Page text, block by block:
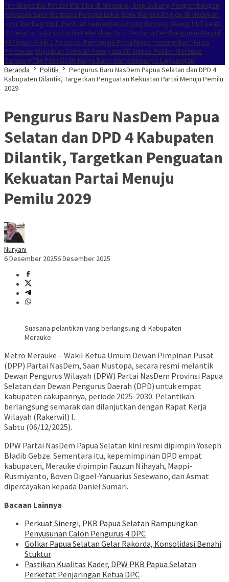
Tim Ekspedisi Patriot IPB Tiba di Merauke, Siap Dukung Pengembangan
Kawasan Salor Berbasis Potensi Lokal Bank Mandiri Region XII Hadirkan
Livin’ Berbagi Rp1, Perkuat Semangat Gotong Royong Jelang HUT ke-81
RI Senator Sularso Hadiri Peletakan Batu Pertama Pembangunan Masjid
At-Taqwa Kurik 1 Agustus, Pertamina Patra Niaga menurunkan Harga
PertamaxWujudkan Sekolah Adiwiyata:SD Inpres Polder Merauke
Gandeng TNI-Polri Gelar Karya Bakti dan Kampanye Lingkungan
Beranda
Politik
Pengurus Baru NasDem Papua Selatan dan DPD 4
Kabupaten Dilantik, Targetkan Penguatan Kekuatan Partai Menuju Pemilu
2029
Pengurus Baru NasDem Papua
Selatan dan DPD 4 Kabupaten
Dilantik, Targetkan Penguatan
Kekuatan Partai Menuju
Pemilu 2029
Nuryani
6 Desember 20256 Desember 2025
Suasana pelantikan yang berlangsung di Kabupaten
Merauke
Metro Merauke – Wakil Ketua Umum Dewan Pimpinan Pusat
(DPP) Partai NasDem, Saan Mustopa, secara resmi melantik
Dewan Pengurus Wilayah (DPW) Partai NasDem Provinsi Papua
Selatan dan Dewan Pengurus Daerah (DPD) untuk empat
kabupaten cakupannya, periode 2025-2030. Pelantikan
berlangsung semarak dan dilanjutkan dengan Rapat Kerja
Wilayah (Rakerwil) I.
Sabtu (06/12/2025).
DPW Partai NasDem Papua Selatan kini resmi dipimpin Yoseph
Bladib Gebze. Sementara itu, kepemimpinan DPD empat
kabupaten, Merauke dipimpin Fauzun Nihayah, Mappi-
Rusmiyanto, Boven Digoel-Yanuarius Sesewano, dan Asmat
dipercayakan kepada Daniel Sumari.
Bacaan Lainnya
Perkuat Sinergi, PKB Papua Selatan Rampungkan
Penyusunan Calon Pengurus 4 DPC
Golkar Papua Selatan Gelar Rakorda, Konsolidasi Benahi
Stuktur
Pastikan Kualitas Kader, DPW PKB Papua Selatan
Perketat Penjaringan Ketua DPC